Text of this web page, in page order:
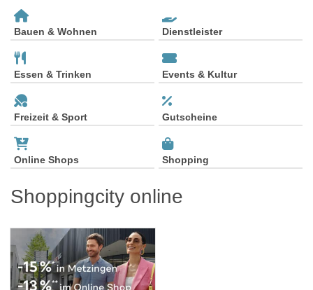
Bauen & Wohnen Dienstleister
Essen & Trinken Events & Kultur
Freizeit & Sport Gutscheine
Online Shops Shopping
Shoppingcity online